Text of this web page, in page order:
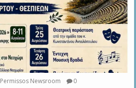
Permissos Newsroom 0